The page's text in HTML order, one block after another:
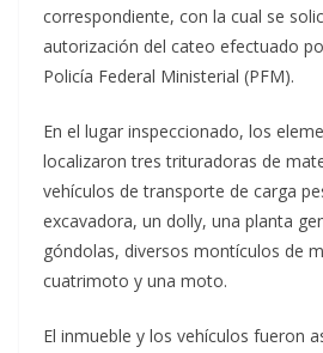
correspondiente, con la cual se
autorización del cateo efectuado
Policía Federal Ministerial (PFM).
En el lugar inspeccionado, los
localizaron tres trituradoras de
vehículos de transporte de carga
excavadora, un dolly, una planta
góndolas, diversos montículos de
cuatrimoto y una moto.
El inmueble y los vehículos fueron